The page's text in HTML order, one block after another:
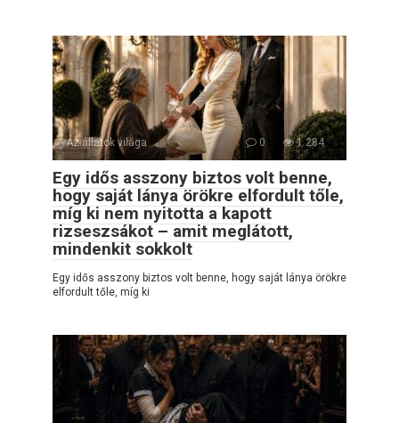
Az állatok világa 0 1 284
Egy idős asszony biztos volt benne,
hogy saját lánya örökre elfordult tőle,
míg ki nem nyitotta a kapott
rizseszsákot – amit meglátott,
mindenkit sokkolt
Egy idős asszony biztos volt benne, hogy saját lánya örökre
elfordult tőle, míg ki